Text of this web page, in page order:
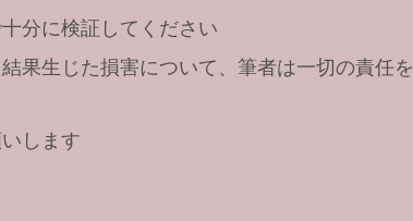
分に検証してください
果生じた損害について、筆者は一切の責任を
します